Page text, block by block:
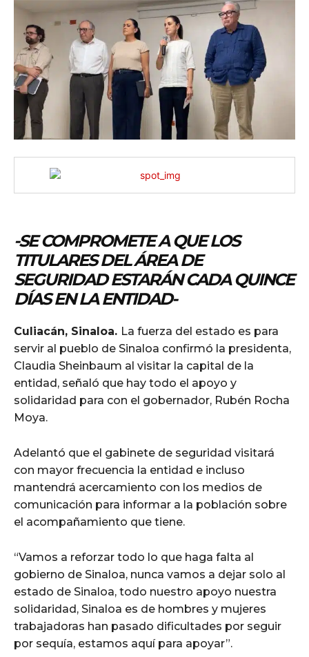
-SE COMPROMETE A QUE LOS
TITULARES DEL ÁREA DE
SEGURIDAD ESTARÁN CADA QUINCE
DÍAS EN LA ENTIDAD-
Culiacán, Sinaloa. La fuerza del estado es para
servir al pueblo de Sinaloa confirmó la presidenta,
Claudia Sheinbaum al visitar la capital de la
entidad, señaló que hay todo el apoyo y
solidaridad para con el gobernador, Rubén Rocha
Moya.
Adelantó que el gabinete de seguridad visitará
con mayor frecuencia la entidad e incluso
mantendrá acercamiento con los medios de
comunicación para informar a la población sobre
el acompañamiento que tiene.
“Vamos a reforzar todo lo que haga falta al
gobierno de Sinaloa, nunca vamos a dejar solo al
estado de Sinaloa, todo nuestro apoyo nuestra
solidaridad, Sinaloa es de hombres y mujeres
trabajadoras han pasado dificultades por seguir
por sequía, estamos aquí para apoyar”.